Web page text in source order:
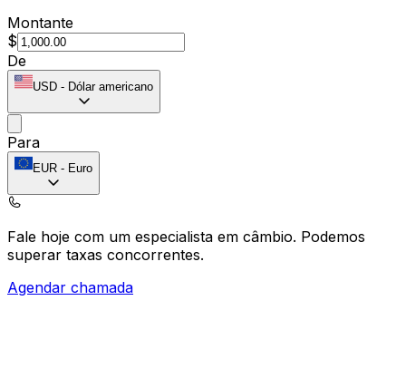
Montante
$
De
USD - Dólar americano
Para
EUR - Euro
Fale hoje com um especialista em câmbio. Podemos
superar taxas concorrentes.
Agendar chamada